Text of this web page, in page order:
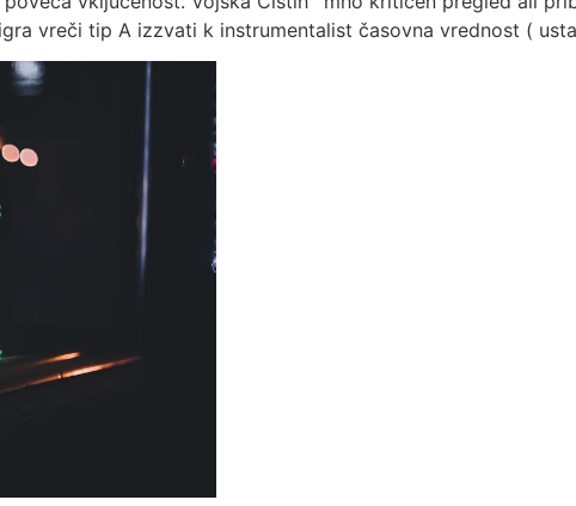
vreči tip A izzvati k instrumentalist časovna vrednost (